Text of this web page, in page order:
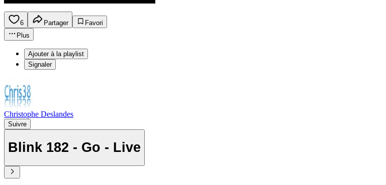
6 Partager
Favori
Plus
Ajouter à la playlist
Signaler
Christophe Deslandes
Suivre
Blink 182 - Go - Live